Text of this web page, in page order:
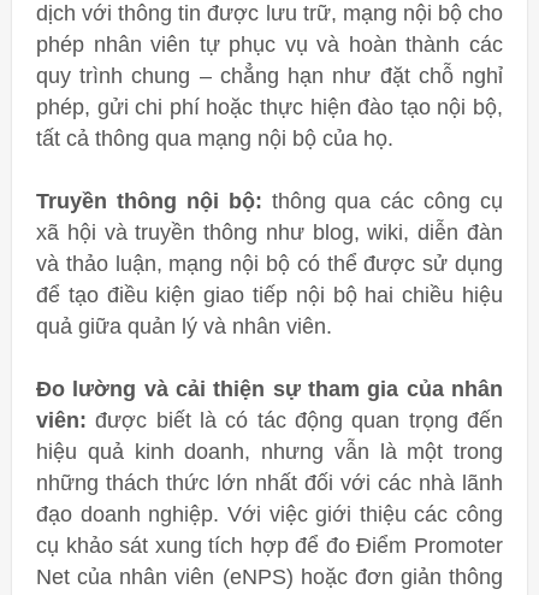
dịch với thông tin được lưu trữ, mạng nội bộ cho
phép nhân viên tự phục vụ và hoàn thành các
quy trình chung – chẳng hạn như đặt chỗ nghỉ
phép, gửi chi phí hoặc thực hiện đào tạo nội bộ,
tất cả thông qua mạng nội bộ của họ.
Truyền thông nội bộ: thông qua các công cụ
xã hội và truyền thông như blog, wiki, diễn đàn
và thảo luận, mạng nội bộ có thể được sử dụng
để tạo điều kiện giao tiếp nội bộ hai chiều hiệu
quả giữa quản lý và nhân viên.
Đo lường và cải thiện sự tham gia của nhân
viên: được biết là có tác động quan trọng đến
hiệu quả kinh doanh, nhưng vẫn là một trong
những thách thức lớn nhất đối với các nhà lãnh
đạo doanh nghiệp. Với việc giới thiệu các công
cụ khảo sát xung tích hợp để đo Điểm Promoter
Net của nhân viên (eNPS) hoặc đơn giản thông